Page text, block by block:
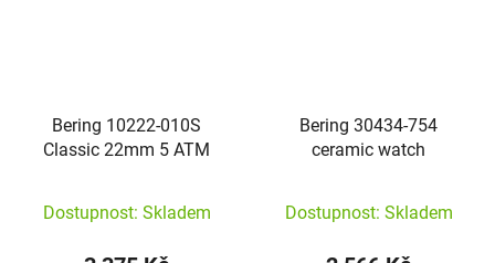
Bering 10222-010S
Classic 22mm 5 ATM
Dostupnost: Skladem
Bering 30434-754
ceramic watch
Dostupnost: Skladem